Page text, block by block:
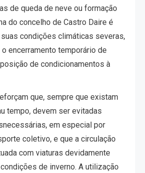
de queda de neve ou formação
do concelho de Castro Daire é
condições climáticas severas,
encerramento temporário de
de condicionamentos à
que, sempre que existam
tempo, devem ser evitadas
em especial por
coletivo, e que a circulação
com viaturas devidamente
de inverno. A utilização